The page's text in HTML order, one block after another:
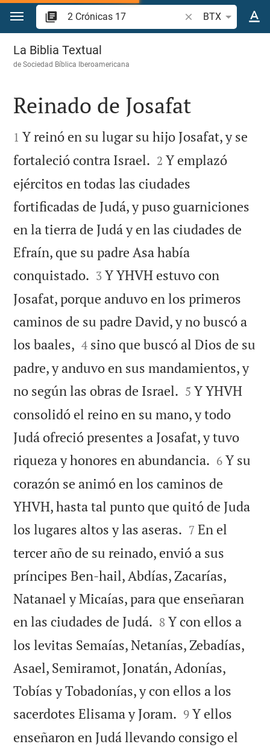
Ir a un contenido
Buscar versículo
BTX
2 Crónicas 17
La Biblia Textual
deSociedad Bíblica Iberoamericana

Reinado de Josafat

1 Y reinó en su lugar su hijo Josafat, y se
fortaleció contra Israel. 

2 Y emplazó
ejércitos en todas las ciudades
fortificadas de Judá, y puso guarniciones
en la tierra de Judá y en las ciudades de
Efraín, que su padre Asa había
conquistado. 

3 Y YHVH estuvo con
Josafat, porque anduvo en los primeros
caminos de su padre David, y no buscó a
los baales, 

4 sino que buscó al Dios de su
padre, y anduvo en sus mandamientos, y
no según las obras de Israel. 

5 Y YHVH
consolidó el reino en su mano, y todo
Judá ofreció presentes a Josafat, y tuvo
riqueza y honores en abundancia. 

6 Y su
corazón se animó en los caminos de
YHVH, hasta tal punto que quitó de Juda
los lugares altos y las aseras. 

7 En el
tercer año de su reinado, envió a sus
príncipes Ben-hail, Abdías, Zacarías,
Natanael y Micaías, para que enseñaran
en las ciudades de Judá. 

8 Y con ellos a
los levitas Semaías, Netanías, Zebadías,
Asael, Semiramot, Jonatán, Adonías,
Tobías y Tobadonías, y con ellos a los
sacerdotes Elisama y Joram. 

9 Y ellos
enseñaron en Judá llevando consigo el